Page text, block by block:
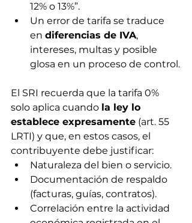
12% o 13%”.
Un error de tarifa se traduce
en diferencias de IVA,
intereses, multas y posible
glosa en un proceso de control.
El SRI recuerda que la tarifa 0%
solo aplica cuando la ley lo
establece expresamente (art. 55
LRTI) y que, en estos casos, el
contribuyente debe justificar:
Naturaleza del bien o servicio.
Documentación de respaldo
(facturas, guías, contratos).
Correlación entre la actividad